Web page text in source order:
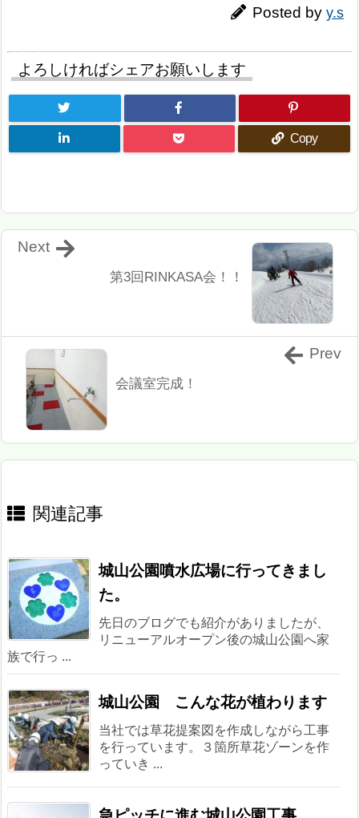
Posted by y.s
よろしければシェアお願いします
Copy
第3回RINKASA会！！
Next
会議室完成！
Prev
関連記事
城山公園噴水広場に行ってきまし
た。
先日のブログでも紹介がありましたが、
リニューアルオープン後の城山公園へ家
族で行っ ...
城山公園 こんな花が植わります
当社では草花提案図を作成しながら工事
を行っています。３箇所草花ゾーンを作
っていき ...